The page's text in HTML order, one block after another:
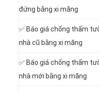
đứng bằng xi măng
✅ Báo giá chống thấm
nhà cũ bằng xi măng
✅ Báo giá chống thấm
nhà mới bằng xi măng